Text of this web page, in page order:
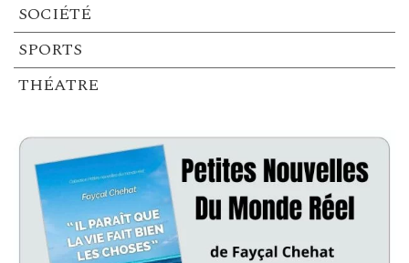
SOCIÉTÉ
SPORTS
THÉATRE